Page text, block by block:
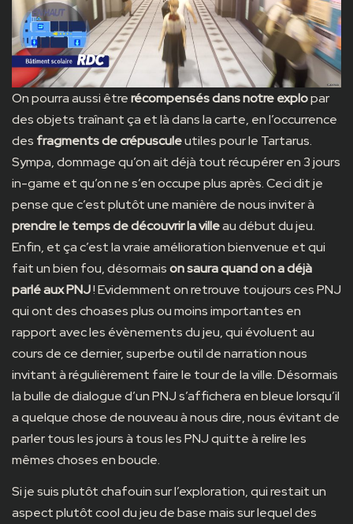
On pourra aussi êtrerécompensés dans notre explopar
des objets traînant ça et là dans la carte, en l’occurrence
des fragments de crépusculeutiles pour le Tartarus.
Sympa, dommage qu’on ait déjà tout récupérer en 3 jours
in-game et qu’on ne s’en occupe plus après. Ceci dit je
pense que c’est plutôt une manière de nous inviter à
prendre le temps de découvrir la villeau début du jeu.
Enfin, et ça c’est la vraie amélioration bienvenue et qui
fait un bien fou, désormaison saura quand on a déjà
parlé aux PNJ! Evidemment on retrouve toujours ces PNJ
qui ont des choases plus ou moins importantes en
rapport avec les évènements du jeu, qui évoluent au
cours de ce dernier, superbe outil de narration nous
invitant à régulièrement faire le tour de la ville. Désormais
la bulle de dialogue d’un PNJ s’affichera en bleue lorsqu’il
a quelque chose de nouveau à nous dire, nous évitant de
parler tous les jours à tous les PNJ quitte à relire les
mêmes choses en boucle.
Si je suis plutôt chafouin sur l’exploration, qui restait un
aspect plutôt cool du jeu de base mais sur lequel des